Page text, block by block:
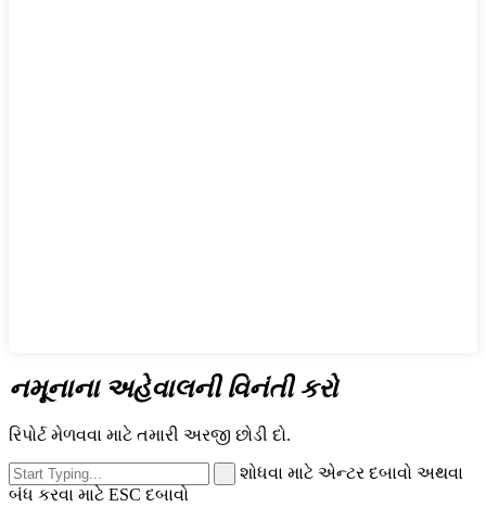
નમૂનાના અહેવાલની વિનંતી કરો
રિપોર્ટ મેળવવા માટે તમારી અરજી છોડી દો.
શોધવા માટે એન્ટર દબાવો અથવા
બંધ કરવા માટે ESC દબાવો